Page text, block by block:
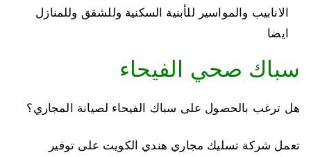
الانابيب والمواسير للأبنية السكنية وللشقق وللمنازل
ايضا
سباك صحي الفيحاء
هل ترغب بالحصول على سباك الفيحاء لصيانة المجاري؟
تعمل شركة تسليك مجاري هندي الكويت على توفير